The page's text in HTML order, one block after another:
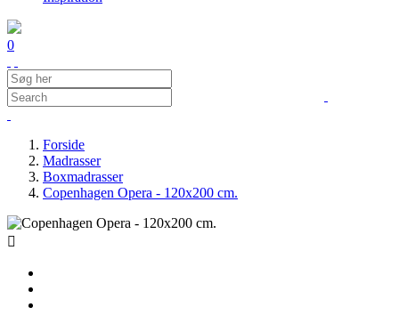
0
Forside
Madrasser
Boxmadrasser
Copenhagen Opera - 120x200 cm.
